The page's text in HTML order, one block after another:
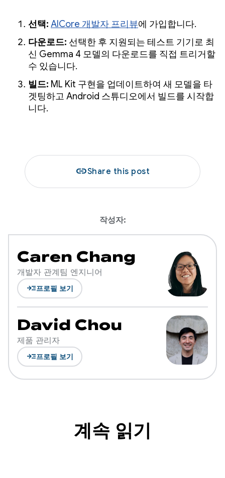
선택: AICore 개발자 프리뷰에 가입합니다.
다운로드: 선택한 후 지원되는 테스트 기기로 최
신 Gemma 4 모델의 다운로드를 직접 트리거할
수 있습니다.
빌드: ML Kit 구현을 업데이트하여 새 모델을 타
겟팅하고 Android 스튜디오에서 빌드를 시작합
니다.
linkShare this post
작성자:
Caren Chang
개발자 관계팀 엔지니어
read_more프로필 보기
David Chou
제품 관리자
read_more프로필 보기
계속 읽기